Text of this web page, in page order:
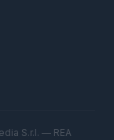
S.r.l. — REA